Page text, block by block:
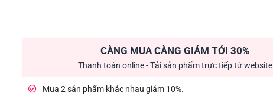
CÀNG MUA CÀNG GIẢM TỚI 30%
Thanh toán online - Tải sản phẩm trực tiếp từ website
Mua 2 sản phẩm khác nhau giảm 10%.